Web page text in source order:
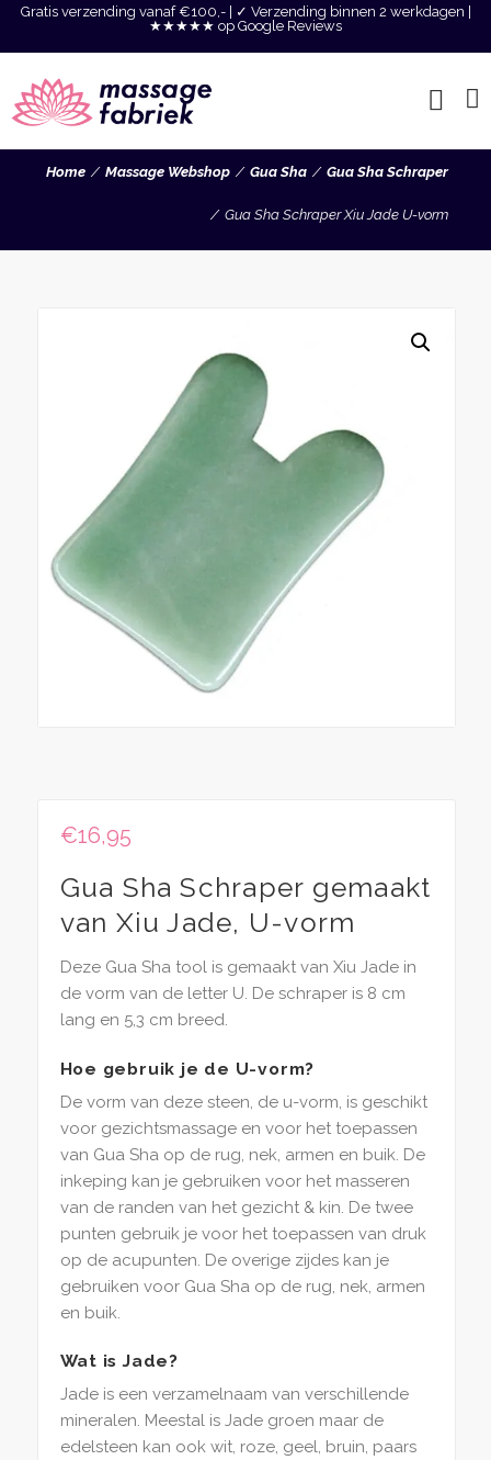
Gratis verzending vanaf €100,- | ✓ Verzending binnen 2 werkdagen |
★★★★★ op Google Reviews
Home Massage Webshop Gua Sha Gua Sha Schraper
Gua Sha Schraper Xiu Jade U-vorm
€16,95
Gua Sha Schraper gemaakt
van Xiu Jade, U-vorm
Deze Gua Sha tool is gemaakt van Xiu Jade in
de vorm van de letter U. De schraper is 8 cm
lang en 5,3 cm breed.
Hoe gebruik je de U-vorm?
De vorm van deze steen, de u-vorm, is geschikt
voor gezichtsmassage en voor het toepassen
van Gua Sha op de rug, nek, armen en buik. De
inkeping kan je gebruiken voor het masseren
van de randen van het gezicht & kin. De twee
punten gebruik je voor het toepassen van druk
op de acupunten. De overige zijdes kan je
gebruiken voor Gua Sha op de rug, nek, armen
en buik.
Wat is Jade?
Jade is een verzamelnaam van verschillende
mineralen. Meestal is Jade groen maar de
edelsteen kan ook wit, roze, geel, bruin, paars